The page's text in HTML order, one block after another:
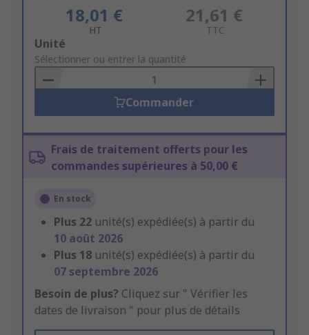
18,01 €
HT
21,61 €
TTC
Add
to
Basket
Unité
Sélectionner ou entrer la quantité
Commander
Frais de traitement offerts pour les
commandes supérieures à 50,00 €
En stock
Plus 22 unité(s) expédiée(s) à partir du
10 août 2026
Plus 18 unité(s) expédiée(s) à partir du
07 septembre 2026
Besoin de plus? Cliquez sur " Vérifier les
dates de livraison " pour plus de détails